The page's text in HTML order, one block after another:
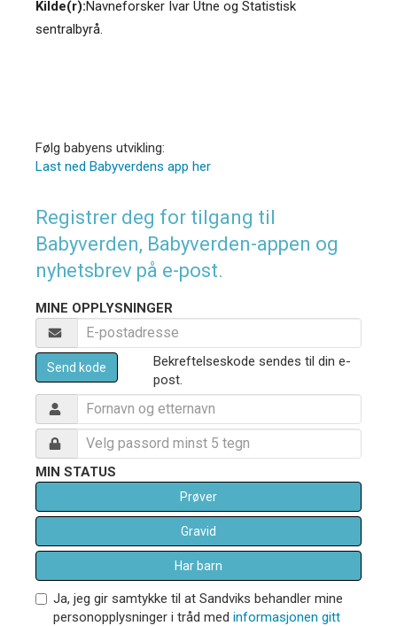
Kilde(r):Navneforsker Ivar Utne og Statistisk
sentralbyrå.
Følg babyens utvikling:
Last ned Babyverdens app her
Registrer deg for tilgang til
Babyverden, Babyverden-appen og
nyhetsbrev på e-post.
MINE OPPLYSNINGER
Send kode
Bekreftelseskode sendes til din e-
post.
MIN STATUS
Prøver
Gravid
Har barn
Ja, jeg gir samtykke til at Sandviks behandler mine
personopplysninger i tråd med informasjonen gitt